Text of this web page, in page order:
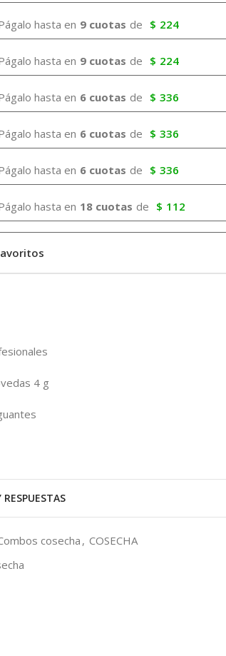
hasta en 9 cuotas de $ 224
hasta en 9 cuotas de $ 224
hasta en 6 cuotas de $ 336
hasta en 6 cuotas de $ 336
hasta en 6 cuotas de $ 336
hasta en 18 cuotas de $ 112
4 g
cosecha, COSECHA